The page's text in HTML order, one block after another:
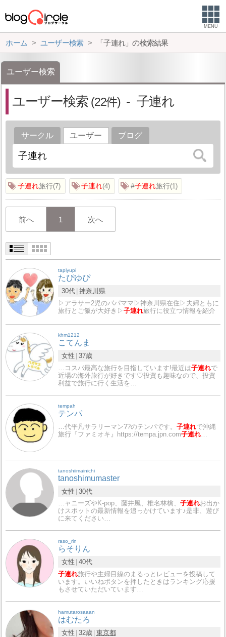
MENU
ホーム ユーザー検索 「子連れ」の検索結果
ユーザー検索
ユーザー検索 22 子連れ
サークル ユーザー ブログ
子連れ旅行 7 子連れ 4 #子連れ旅行 1
前へ 1 次へ
tapiyupi
たぴゆぴ
30代 神奈川県
▷アラサー2児のパパママ▷神奈川県在住▷夫婦ともに
旅行とご飯が大好き▷子連れ旅行に役立つ情報を紹介
khm1212
こてんま
女性 37歳
…コスパ最高な旅行を目指しています!最近は子連れで
近場の海外旅行が好きです♡投資も趣味なので、投資
利益で旅行に行く生活を…
tempah
テンパ
…代平凡サラリーマン?‍?のテンパです。子連れで沖縄
旅行『ファミオキ』https://tempa.jpn.com子連れ…
tanoshiimainichi
tanoshimumaster
女性 30代
…ャニーズやK-pop、藤井風、椎名林檎、子連れお出か
けスポットの最新情報を追っかけています♪是非、遊び
に来てください…
raso_rin
らそりん
女性 40代
子連れ旅行や主婦目線のまるっとレビューを投稿して
います。いいねボタンを押したときはランキング応援
もさせていただいています…
hamutarosaaan
はむたろ
女性 32歳 東京都